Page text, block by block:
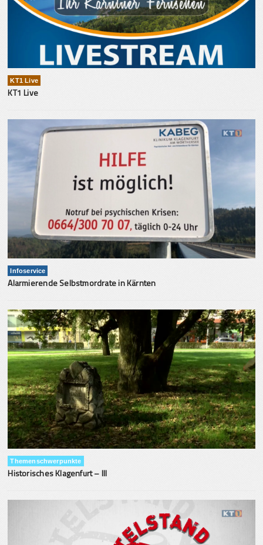
KT1 Live
KT1 Live
Infoservice
Alarmierende Selbstmordrate in Kärnten
Themenschwerpunkte
Historisches Klagenfurt – III